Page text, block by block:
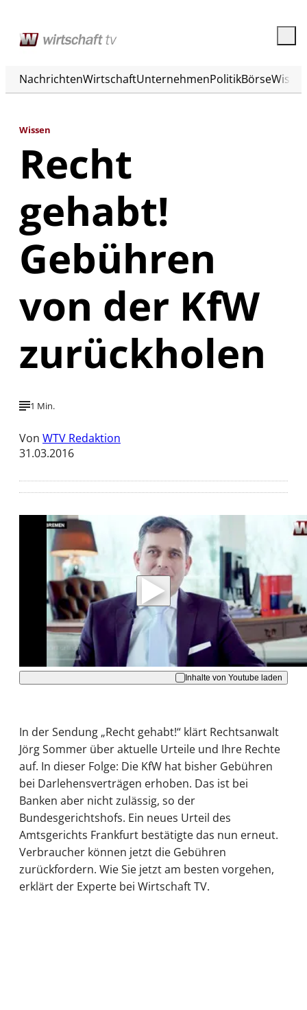
NachrichtenWirtschaftUnternehmenPolitikBörse
Wissen
Recht
gehabt!
Gebühren
von der KfW
zurückholen
1 Min.
Von WTV Redaktion
31.03.2016
Mit der Wiedergabe dieses Videos werden
Daten an Youtube übertragen.
Hinweise dazu erhalten Sie in der Datenschutzerklärung
Akzeptieren
Inhalte von Youtube laden
In der Sendung „Recht gehabt!“ klärt Rechtsanwalt
Jörg Sommer über aktuelle Urteile und Ihre Rechte
auf. In dieser Folge: Die KfW hat bisher Gebühren
bei Darlehensverträgen erhoben. Das ist bei
Banken aber nicht zulässig, so der
Bundesgerichtshofs. Ein neues Urteil des
Amtsgerichts Frankfurt bestätigte das nun erneut.
Verbraucher können jetzt die Gebühren
zurückfordern. Wie Sie jetzt am besten vorgehen,
erklärt der Experte bei Wirtschaft TV.